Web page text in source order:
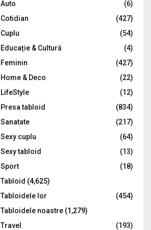
:
C
Auto
(6)
Cotidian
(427)
Cuplu
(54)
Educație & Cultură
(4)
Feminin
(427)
Home & Deco
(22)
LifeStyle
(12)
Presa tabloid
(834)
Sanatate
(217)
Sexy cuplu
(64)
Sexy tabloid
(13)
Sport
(18)
Tabloid (4,625)
Tabloidele lor
(454)
Tabloidele noastre (1,279)
Travel
(193)